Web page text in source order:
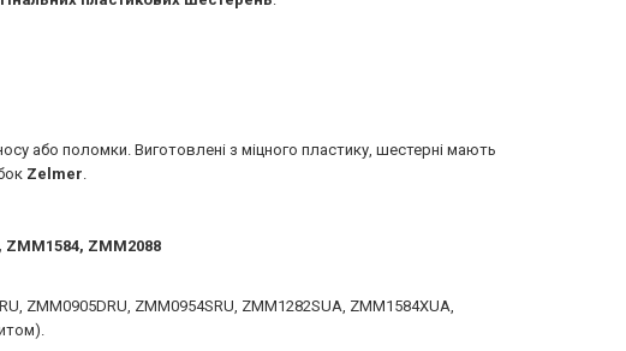
або поломки. Виготовлені з міцного пластику, шестерні мають
Zelmer.
ZMM1584, ZMM2088
ZMM0905DRU, ZMM0954SRU, ZMM1282SUA, ZMM1584XUA,